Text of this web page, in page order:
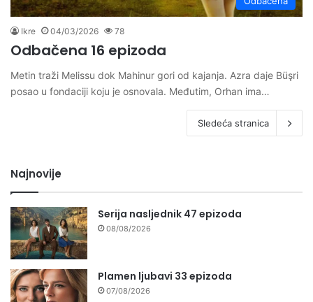
Ikre 04/03/2026 78
Odbačena 16 epizoda
Metin traži Melissu dok Mahinur gori od kajanja. Azra daje Büşri
posao u fondaciji koju je osnovala. Međutim, Orhan ima…
Sledeća stranica
Najnovije
Serija nasljednik 47 epizoda
08/08/2026
Plamen ljubavi 33 epizoda
07/08/2026